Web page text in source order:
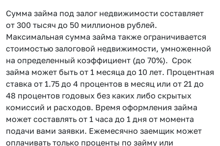
Сумма займа под залог недвижимости составляет
от 300 тысяч до 50 миллионов рублей.
Максимальная сумма займа также ограничивается
стоимостью залоговой недвижимости, умноженной
на определенный коэффициент (до 70%). Срок
займа может быть от 1 месяца до 10 лет. Процентная
ставка от 1.75 до 4 процентов в месяц или от 21 до
48 процентов годовых без каких либо скрытых
комиссий и расходов. Время оформления займа
может составлять от 1 часа до 1 дня от момента
подачи вами заявки. Ежемесячно заемщик может
оплачивать только проценты по займу или